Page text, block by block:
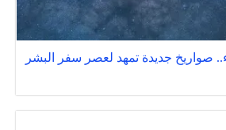
صواريخ جديدة تمهد لعصر سفر البشر